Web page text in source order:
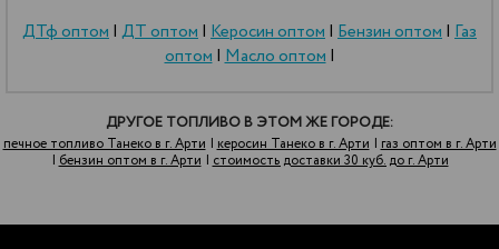
ДТф оптом| ДТ оптом| Керосин оптом| Бензин оптом| Газ
оптом|Масло оптом|
ДРУГОЕ ТОПЛИВО В ЭТОМ ЖЕ ГОРОДЕ:
печное топливо Танеко в г. Арти | керосин Танеко в г. Арти | газ оптом в г. Арти
| бензин оптом в г. Арти | стоимость доставки 30 куб. до г. Арти